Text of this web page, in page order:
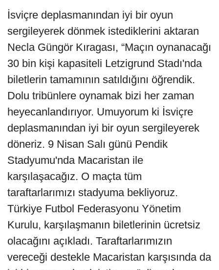
İsviçre deplasmanından iyi bir oyun
sergileyerek dönmek istediklerini aktaran
Necla Güngör Kıragası, “Maçın oynanacağı
30 bin kişi kapasiteli Letzigrund Stadı'nda
biletlerin tamamının satıldığını öğrendik.
Dolu tribünlere oynamak bizi her zaman
heyecanlandırıyor. Umuyorum ki İsviçre
deplasmanından iyi bir oyun sergileyerek
döneriz. 9 Nisan Salı günü Pendik
Stadyumu'nda Macaristan ile
karşılaşacağız. O maçta tüm
taraftarlarımızı stadyuma bekliyoruz.
Türkiye Futbol Federasyonu Yönetim
Kurulu, karşılaşmanın biletlerinin ücretsiz
olacağını açıkladı. Taraftarlarımızın
vereceği destekle Macaristan karşısında da